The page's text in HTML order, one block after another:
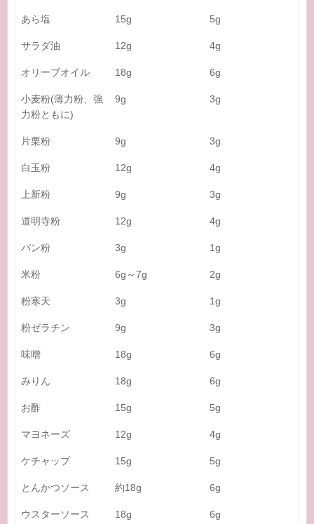
あら塩 15g 5g
サラダ油 12g 4g
オリーブオイル 18g 6g
小麦粉(薄力粉、強
力粉ともに)
9g 3g
片栗粉 9g 3g
白玉粉 12g 4g
上新粉 9g 3g
道明寺粉 12g 4g
パン粉 3g 1g
米粉 6g～7g 2g
粉寒天 3g 1g
粉ゼラチン 9g 3g
味噌 18g 6g
みりん 18g 6g
お酢 15g 5g
マヨネーズ 12g 4g
ケチャップ 15g 5g
とんかつソース 約18g 6g
ウスターソース 18g 6g